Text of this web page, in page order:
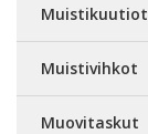
Muistikuutiot
Muistivihkot
Muovitaskut